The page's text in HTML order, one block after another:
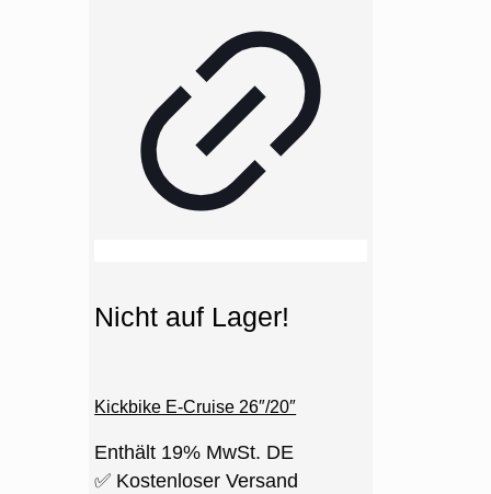
Nicht auf Lager!
Kickbike E-Cruise 26″/20″
Enthält 19% MwSt. DE
✅ Kostenloser Versand